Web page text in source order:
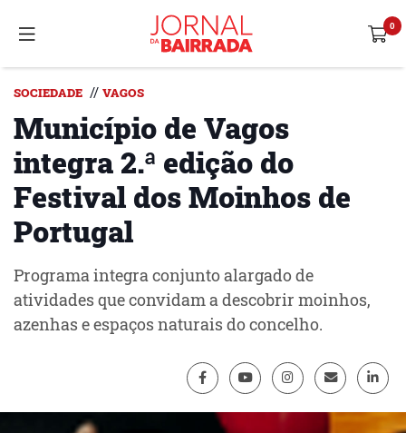
SOCIEDADE // VAGOS
Município de Vagos
integra 2.ª edição do
Festival dos Moinhos de
Portugal
Programa integra conjunto alargado de
atividades que convidam a descobrir moinhos,
azenhas e espaços naturais do concelho.